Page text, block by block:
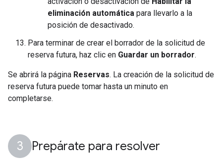
eliminación automática para llevarlo a la
posición de desactivado.
Para terminar de crear el borrador de la solicitud de
reserva futura, haz clic en Guardar un borrador.
Se abrirá la página Reservas. La creación de la solicitud de
reserva futura puede tomar hasta un minuto en
completarse.
Prepárate para resolver